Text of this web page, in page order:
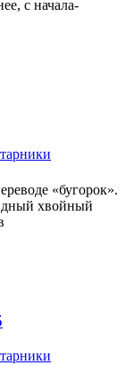
с начала-
«бугорок».
хвойный